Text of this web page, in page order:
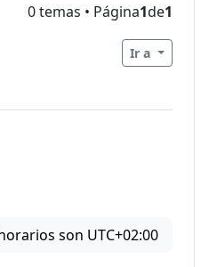
0 temas • Página1de1
Ir a
son UTC+02:00